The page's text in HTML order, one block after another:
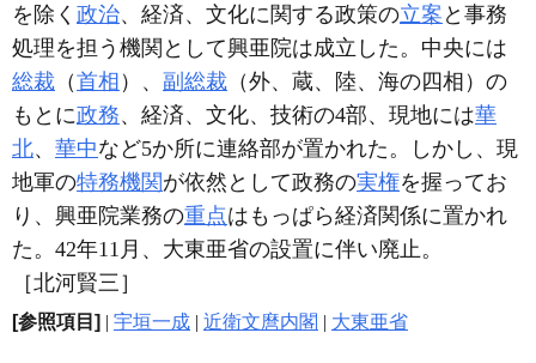
を除く 政治、経済、文化に関する政策の立案 と事務
処理を担う機関として興亜院は成立した。中央には
総裁 （首相 ）、 副総裁 （外、蔵、陸、海の四相）の
もとに政務、経済、文化、技術の4部、現地には華
北、 華中など5か所に連絡部が置かれた。しかし、現
地軍の特務機関が依然として政務の実権を握ってお
り、興亜院業務の重点はもっぱら経済関係に置かれ
た。42年11月、大東亜省の設置に伴い廃止。
［北河賢三］
[参照項目] | 宇垣一成 | 近衛文麿内閣 | 大東亜省